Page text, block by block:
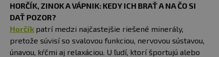
HORČÍK, ZINOK A VÁPNIK: KEDY ICH BRAŤ A NA ČO SI
DAŤ POZOR?
Horčík patrí medzi najčastejšie riešené minerály,
pretože súvisí so svalovou funkciou, nervovou sústavou,
únavou, kŕčmi aj relaxáciou. U ľudí, ktorí športujú alebo